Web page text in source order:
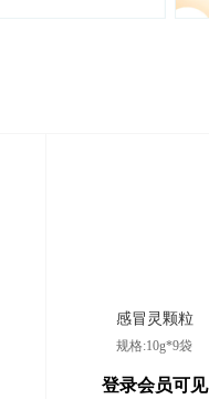
感冒灵颗粒
规格:10g*9袋
登录会员可见